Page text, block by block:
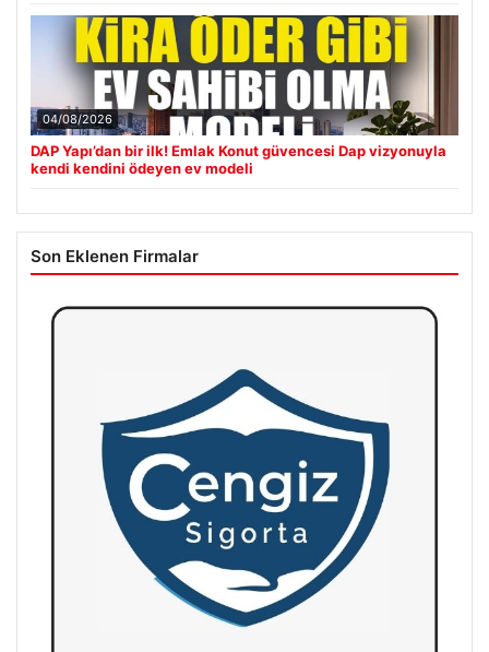
04/08/2026
DAP Yapı’dan bir ilk! Emlak Konut güvencesi Dap vizyonuyla
kendi kendini ödeyen ev modeli
Son Eklenen Firmalar